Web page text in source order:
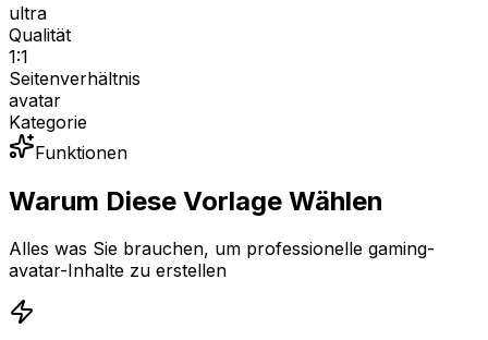
ultra
Qualität
1:1
Seitenverhältnis
avatar
Kategorie
Funktionen
Warum Diese Vorlage Wählen
Alles was Sie brauchen, um professionelle gaming-
avatar-Inhalte zu erstellen